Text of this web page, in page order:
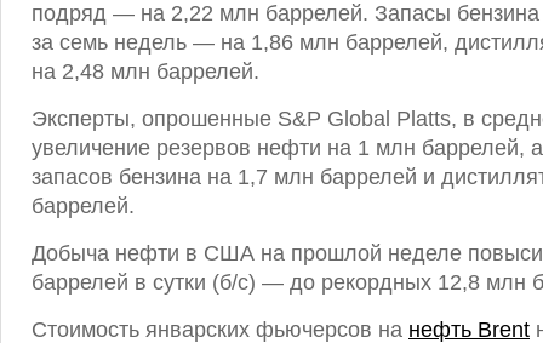
подряд — на 2,22 млн баррелей. Запасы
за семь недель — на 1,86 млн баррелей,
на 2,48 млн баррелей.
Эксперты, опрошенные S&P Global Platts, в
увеличение резервов нефти на 1 млн баррелей,
запасов бензина на 1,7 млн баррелей и
баррелей.
Добыча нефти в США на прошлой неделе
баррелей в сутки (б/с) — до рекордных 12,8 млн
Стоимость январских фьючерсов на нефть Brent